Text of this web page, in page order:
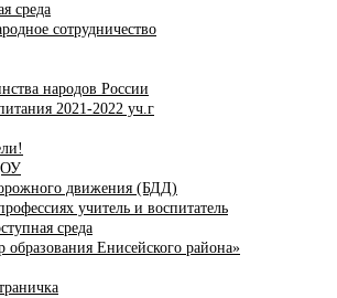
среда
сотрудничество
народов России
2021-2022 уч.г
движения (БДД)
учитель и воспитатель
среда
образования Енисейского района»